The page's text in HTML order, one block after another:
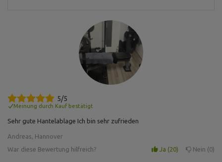
5/5
Meinung durch Kauf bestätigt
Sehr gute Hantelablage Ich bin sehr zufrieden
Andreas, Hannover
War diese Bewertung hilfreich?
Ja 20 Nein 0